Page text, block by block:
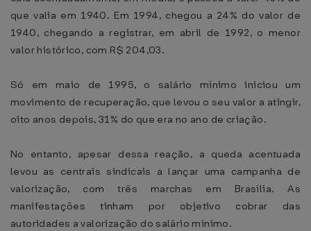
que valia em 1940. Em 1994, chegou a 24% do valor de
1940, chegando a registrar, em abril de 1992, o menor
valor histórico, com R$ 204,03.
Só em maio de 1995, o salário mínimo iniciou um
movimento de recuperação, que levou o seu valor a atingir,
oito anos depois, 31% do que era no ano de criação.
No entanto, apesar dessa reação, a queda acentuada
levou as centrais sindicais a lançar uma campanha de
valorização, com três marchas em Brasília. As
manifestações tinham por objetivo cobrar das
autoridades a valorização do salário mínimo.